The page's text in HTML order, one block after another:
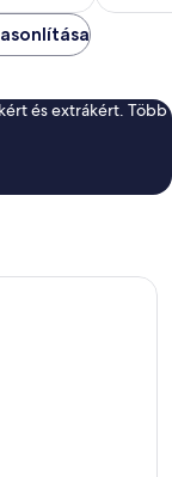
és extrákért. Több